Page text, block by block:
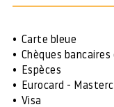
Carte bleue
Chèques
Espèces
Eurocard -
Visa